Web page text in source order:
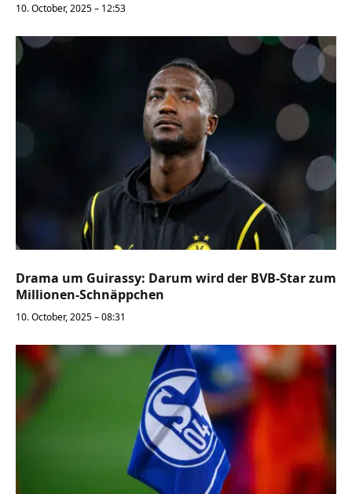
10. October, 2025 – 12:53
Drama um Guirassy: Darum wird der BVB-Star zum
Millionen-Schnäppchen
10. October, 2025 – 08:31